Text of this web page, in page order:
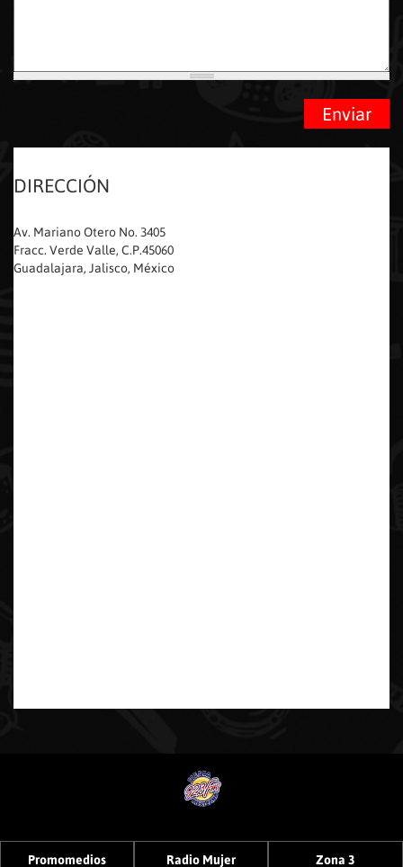
DIRECCIÓN
Av. Mariano Otero No. 3405
Fracc. Verde Valle, C.P.45060
Guadalajara, Jalisco, México
Promomedios Radio Mujer Zona 3